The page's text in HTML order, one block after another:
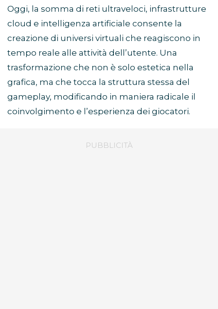
Oggi, la somma di reti ultraveloci, infrastrutture
cloud e intelligenza artificiale consente la
creazione di universi virtuali che reagiscono in
tempo reale alle attività dell’utente. Una
trasformazione che non è solo estetica nella
grafica, ma che tocca la struttura stessa del
gameplay, modificando in maniera radicale il
coinvolgimento e l’esperienza dei giocatori.